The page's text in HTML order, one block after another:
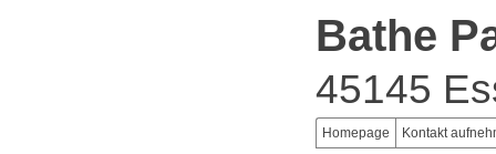
Bathe
45145
Homepage Kontakt